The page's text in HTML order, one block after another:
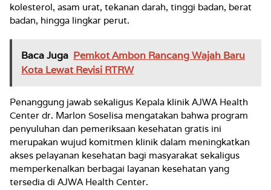
kolesterol, asam urat, tekanan darah, tinggi badan, berat
badan, hingga lingkar perut.
Baca Juga Pemkot Ambon Rancang Wajah Baru
Kota Lewat Revisi RTRW
Penanggung jawab sekaligus Kepala klinik AJWA Health
Center dr. Marlon Soselisa mengatakan bahwa program
penyuluhan dan pemeriksaan kesehatan gratis ini
merupakan wujud komitmen klinik dalam meningkatkan
akses pelayanan kesehatan bagi masyarakat sekaligus
memperkenalkan berbagai layanan kesehatan yang
tersedia di AJWA Health Center.